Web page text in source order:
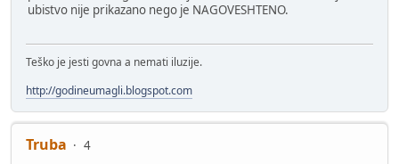
ubistvo nije prikazano nego je NAGOVESHTENO.
Teško je jesti govna a nemati iluzije.
http://godineumagli.blogspot.com
Truba
4